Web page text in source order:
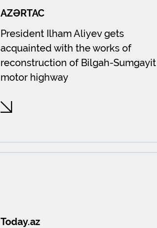
AZƏRTAC
President Ilham Aliyev gets
acquainted with the works of
reconstruction of Bilgah-Sumgayit
motor highway
Today.az